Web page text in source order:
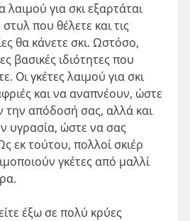
για σκι εξαρτάται
που θέλετε και τις
θα κάνετε σκι. Ωστόσο,
βασικές ιδιότητες που
Οι γκέτες λαιμού για σκι
και να αναπνέουν, ώστε
την απόδοσή σας, αλλά και
υγρασία, ώστε να σας
εκ τούτου, πολλοί σκιέρ
γκέτες από μαλλί
έξω σε πολύ κρύες